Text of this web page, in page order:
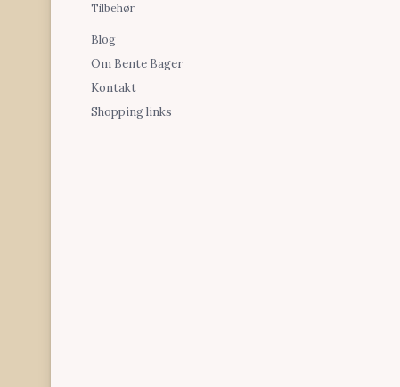
Tilbehør
Blog
Om Bente Bager
Kontakt
Shopping links